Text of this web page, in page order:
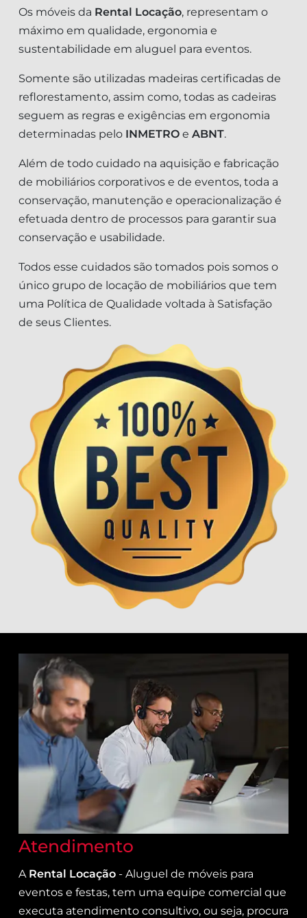
Os móveis da Rental Locação, representam o
máximo em qualidade, ergonomia e
sustentabilidade em aluguel para eventos.
Somente são utilizadas madeiras certificadas de
reflorestamento, assim como, todas as cadeiras
seguem as regras e exigências em ergonomia
determinadas pelo INMETRO e ABNT.
Além de todo cuidado na aquisição e fabricação
de mobiliários corporativos e de eventos, toda a
conservação, manutenção e operacionalização é
efetuada dentro de processos para garantir sua
conservação e usabilidade.
Todos esse cuidados são tomados pois somos o
único grupo de locação de mobiliários que tem
uma Política de Qualidade voltada à Satisfação
de seus Clientes.
Atendimento
A Rental Locação - Aluguel de móveis para
eventos e festas, tem uma equipe comercial que
executa atendimento consultivo, ou seja, procura